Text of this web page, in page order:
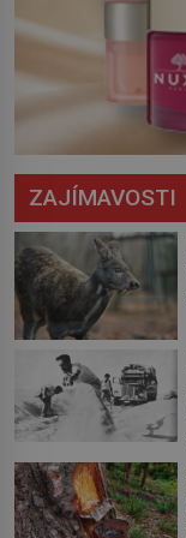
ZAJÍMAVOSTI